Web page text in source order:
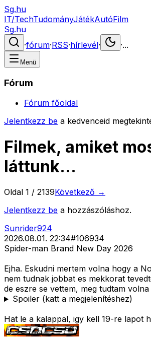
Sg.hu
IT/TechTudományJátékAutóFilm
Sg.hu
·fórum·RSS·hírlevél· ·...
Menü
Fórum
Fórum főoldal
Jelentkezz be a kedvenceid
Filmek, amiket
láttunk...
Oldal 1 / 2139Következő →
Jelentkezz be a hozzászóláshoz.
Sunrider924
2026.08.01. 22:34#106934
Spider-man Brand New Day 2026
Ejha. Eskudni mertem volna hogy a
nem tudnak jobbat es mekkorat
de eszre se vettem, meg tudtam volna
Spoiler (katt a megjelenítéshez)
Hat le a kalappal, igy kell 19-re lapot